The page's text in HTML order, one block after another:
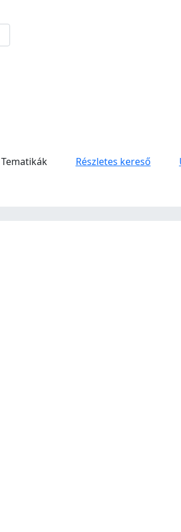
Tematikák Részletes kereső